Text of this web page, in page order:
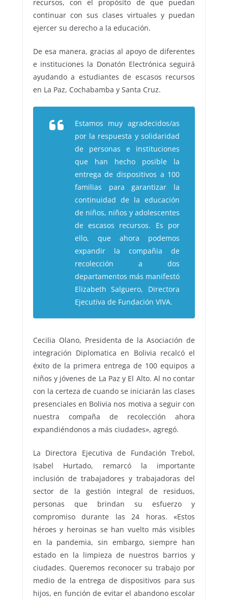
recursos, con el propósito de que puedan
continuar con sus clases virtuales y puedan
ejercer su derecho a la educación.
De esa manera, gracias al apoyo de diferentes
e instituciones la Donatón Electrónica seguirá
ayudando a estudiantes de escasos recursos
en La Paz, Cochabamba y Santa Cruz.
Estamos muy agradecidos/as
por la respuesta y solidaridad
de personas e instituciones
que han hecho posible la
entrega de dispositivos a 100
familias para garantizar la
continuidad de la educación
de niños, niños y adolescentes
de escasos recursos. Es por
ello, que ahora podemos
expandir la compañia de
recolección a dos
departamentos más manifestó
Elizabeth Salguero, Directora
Ejecutiva de Fundación VIVA.
Cecilia Olano, Presidenta de la Asociación de
integración Diplomatica en Bolivia recalcó el
éxito de la primera entrega de 100 equipos a
niños y jóvenes de La Paz y El Alto. Al no contar
con la certeza de cuando se iniciarán las clases
presenciales en Bolivia nos motiva a seguir con
nuestra compaña de recolección ahora
expandiéndonos a más ciudades», agregó.
La Directora Ejecutiva de Fundación Trebol,
Isabel Hurtado, remarcó la importante
inclusión de trabajadores y trabajadoras del
sector de la gestión integral de residuos,
personas que brindan su esfuerzo y
compromiso durante las 24 horas. «Estos
héroes y heroinas se han vuelto más visibles
en la pandemia, sin embargo, siempre han
estado en la limpieza de nuestros barrios y
ciudades. Queremos reconocer su trabajo por
medio de la entrega de dispositivos para sus
hijos, en función de evitar el abandono escolar